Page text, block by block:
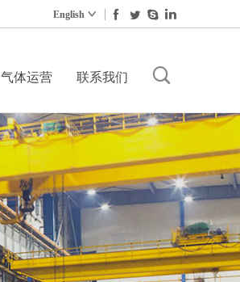
English
气体运营 联系我们